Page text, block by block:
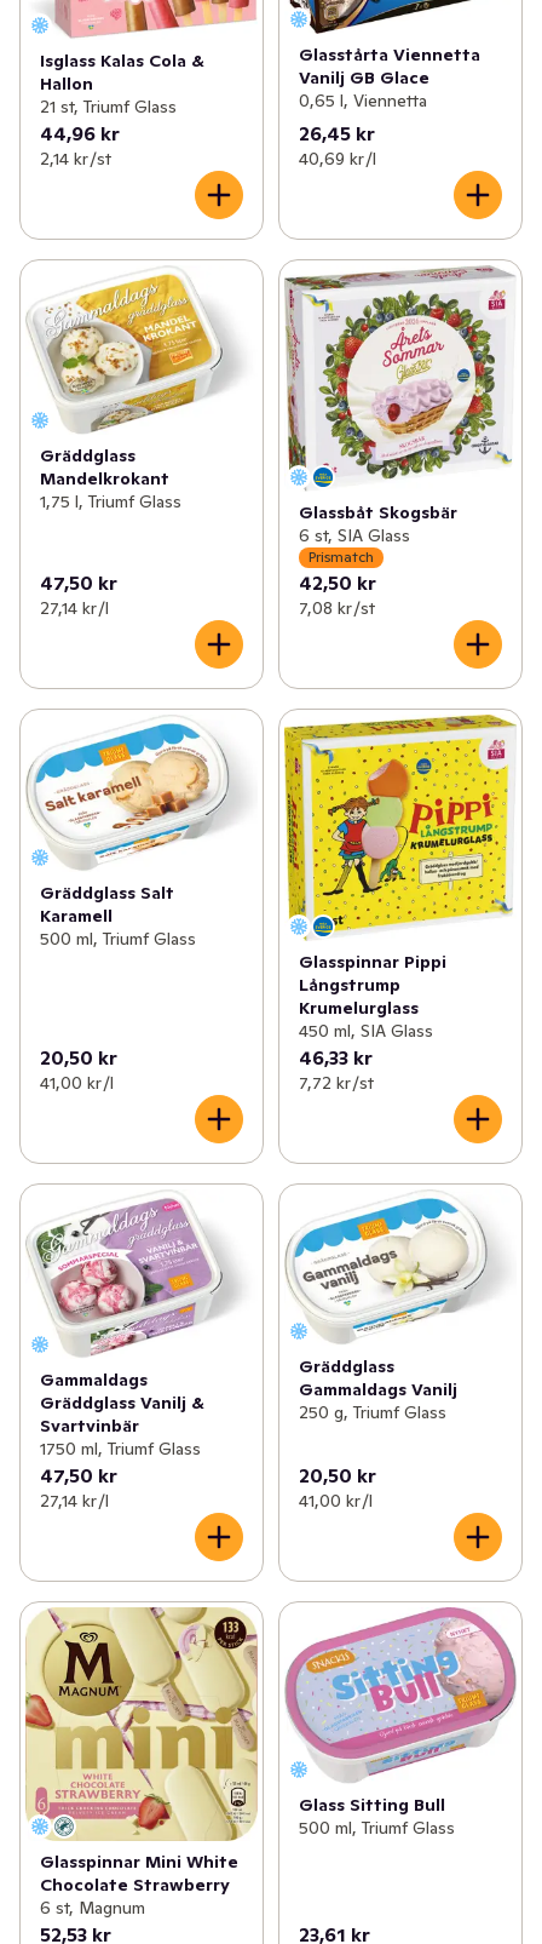
Isglass Kalas Cola &
Hallon
21 st, Triumf Glass
44,96 kr
2,14 kr /st
Glasstårta Viennetta
Vanilj GB Glace
0,65 l, Viennetta
26,45 kr
40,69 kr /l
Gräddglass
Mandelkrokant
1,75 l, Triumf Glass
47,50 kr
27,14 kr /l
Glassbåt Skogsbär
6 st, SIA Glass
Prismatch
42,50 kr
7,08 kr /st
Gräddglass Salt
Karamell
500 ml, Triumf Glass
20,50 kr
41,00 kr /l
Glasspinnar Pippi
Långstrump
Krumelurglass
450 ml, SIA Glass
46,33 kr
7,72 kr /st
Gammaldags
Gräddglass Vanilj &
Svartvinbär
1750 ml, Triumf Glass
47,50 kr
27,14 kr /l
Gräddglass
Gammaldags Vanilj
250 g, Triumf Glass
20,50 kr
41,00 kr /l
Glasspinnar Mini White
Chocolate Strawberry
6 st, Magnum
52,53 kr
Glass Sitting Bull
500 ml, Triumf Glass
23,61 kr